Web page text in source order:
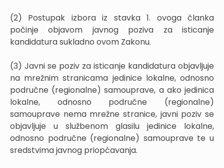
(2) Postupak izbora iz stavka 1. ovoga članka
počinje objavom javnog poziva za isticanje
kandidatura sukladno ovom Zakonu.
(3) Javni se poziv za isticanje kandidatura objavljuje
na mrežnim stranicama jedinice lokalne, odnosno
područne (regionalne) samouprave, a ako jedinica
lokalne, odnosno područne (regionalne)
samouprave nema mrežne stranice, javni poziv se
objavljuje u službenom glasilu jedinice lokalne,
odnosno područne (regionalne) samouprave te u
sredstvima javnog priopćavanja.